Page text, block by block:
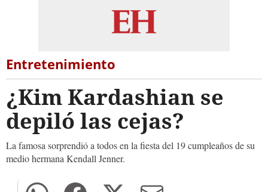
Entretenimiento
¿Kim Kardashian se
depiló las cejas?
La famosa sorprendió a todos en la fiesta del 19 cumpleaños de su
medio hermana Kendall Jenner.